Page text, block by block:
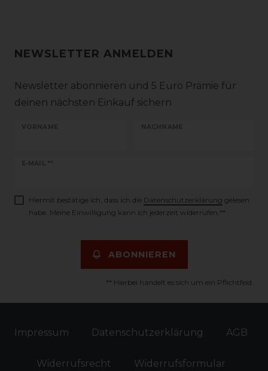
NEWSLETTER ANMELDEN
Newsletter abonnieren und 5 Euro Prämie für
deinen nächsten Einkauf sichern
VORNAME NACHNAME
E-MAIL **
Newsletter
Hiermit bestätige ich, dass ich die Daten­schutz­erklärung gelesen
habe. Meine Einwilligung kann ich jederzeit widerrufen.**
ABONNIEREN
** Hierbei handelt es sich um ein Pflichtfeld.
Impressum Daten­schutz­erklärung AGB
Widerrufs­recht Widerrufs­formular